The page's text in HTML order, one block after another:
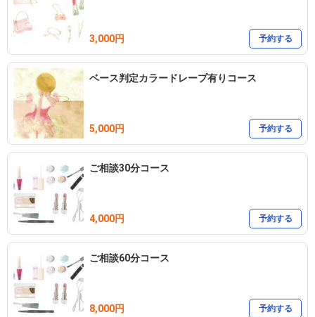
3,000円 予約する
ベース判定カラードレープ有りコース
5,000円 予約する
ご相談30分コース
4,000円 予約する
ご相談60分コース
8,000円 予約する